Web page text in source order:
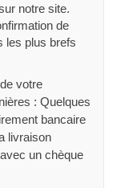
notre site.
de
les plus brefs
votre
: Quelques
bancaire
livraison
un chèque